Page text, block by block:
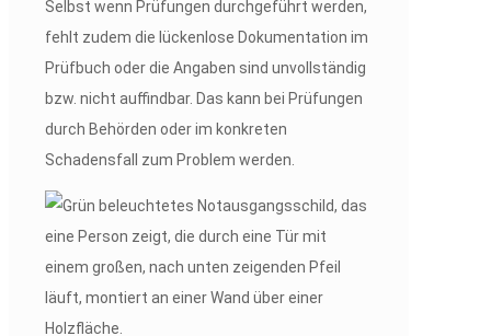
Selbst wenn Prüfungen durchgeführt werden,
fehlt zudem die lückenlose Dokumentation im
Prüfbuch oder die Angaben sind unvollständig
bzw. nicht auffindbar. Das kann bei Prüfungen
durch Behörden oder im konkreten
Schadensfall zum Problem werden.